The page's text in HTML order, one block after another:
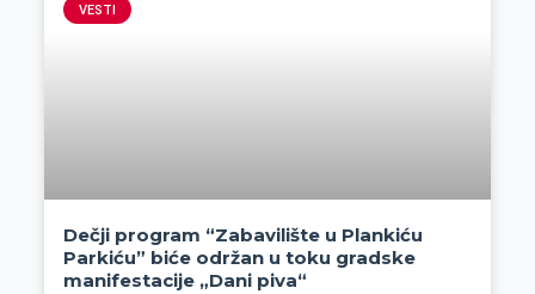
VESTI
Dečji program “Zabavilište u Plankiću
Parkiću” biće održan u toku gradske
manifestacije „Dani piva“